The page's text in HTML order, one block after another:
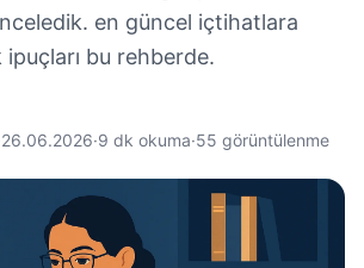
en güncel içtihatlara
bu rehberde.
26.06.2026·9 dk okuma·55 görüntülenme